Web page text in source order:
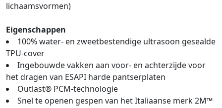
lichaamsvormen)
Eigenschappen
100% water- en zweetbestendige ultrasoon gesealde
TPU-cover
Ingebouwde vakken aan voor- en achterzijde voor
het dragen van ESAPI harde pantserplaten
Outlast® PCM-technologie
Snel te openen gespen van het Italiaanse merk 2M™